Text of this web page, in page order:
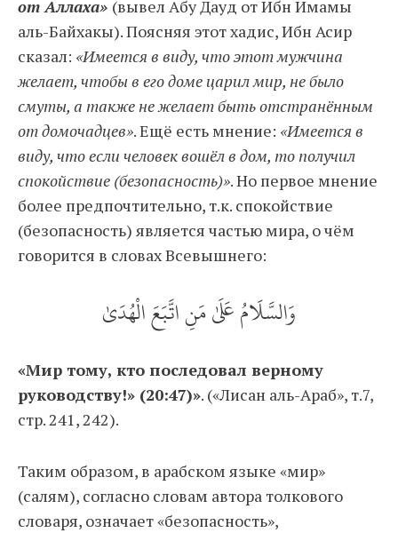
от Аллаха» (вывел Абу Дауд от Ибн Имамы
аль-Байхакы). Поясняя этот хадис, Ибн Асир
сказал: «Имеется в виду, что этот мужчина
желает, чтобы в его доме царил мир, не было
смуты, а также не желает быть отстранённым
от домочадцев». Ещё есть мнение: «Имеется в
виду, что если человек вошёл в дом, то получил
спокойствие (безопасность)». Но первое мнение
более предпочтительно, т. к. спокойствие
(безопасность) является частью мира, о чём
говорится в словах Всевышнего:
وَالسَّلَامُ عَلَىٰ مَنِ اتَّبَعَ الْهُدَىٰ
«Мир тому, кто последовал верному
руководству!» (20:47)». («Лисан аль-Араб», т. 7,
стр. 241, 242).
Таким образом, в арабском языке «мир»
(салям), согласно словам автора толкового
словаря, означает «безопасность»,